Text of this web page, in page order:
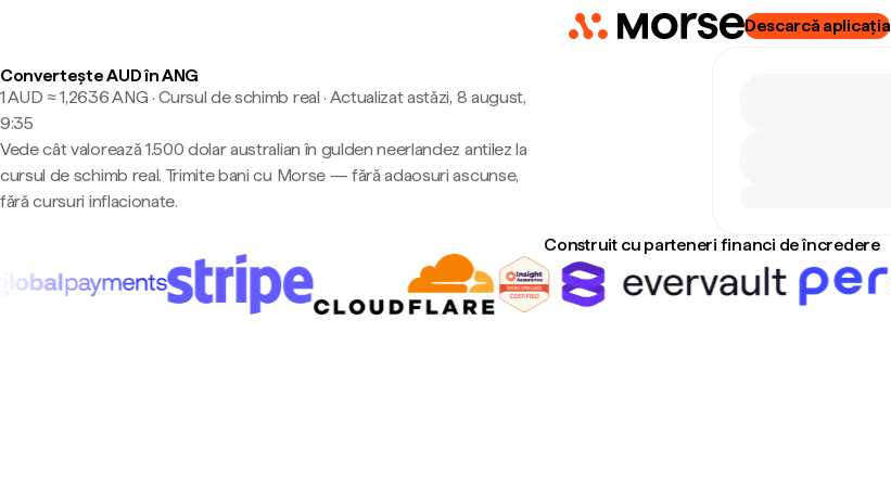
Descarcă aplicația
Convertește AUD în ANG
1 AUD ≈ 1,2636 ANG · Cursul de schimb real · Actualizat astăzi, 8 august,
9:35
Vede cât valorează 1.500 dolar australian în gulden neerlandez antilez la
cursul de schimb real. Trimite bani cu Morse — fără adaosuri ascunse,
fără cursuri inflacionate.
Construit cu parteneri financi de încredere